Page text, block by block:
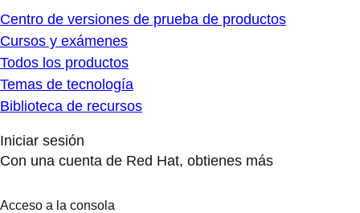
Centro de versiones de prueba de productos
Cursos y exámenes
Todos los productos
Temas de tecnología
Biblioteca de recursos
Iniciar sesión
Con una cuenta de Red Hat, obtienes más
Acceso a la consola